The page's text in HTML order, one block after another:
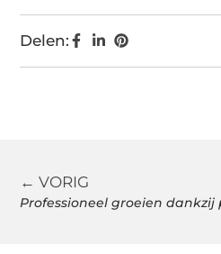
Delen:
← VORIG
Professioneel groeien dankzij